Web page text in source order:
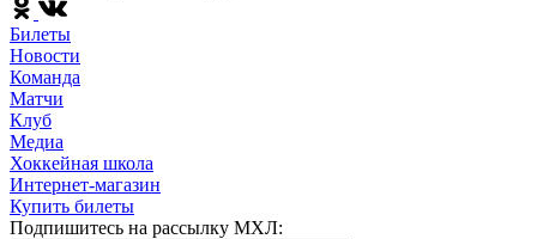
Билеты
Новости
Команда
Матчи
Клуб
Медиа
Хоккейная школа
Интернет-магазин
Купить билеты
Подпишитесь на рассылку МХЛ: